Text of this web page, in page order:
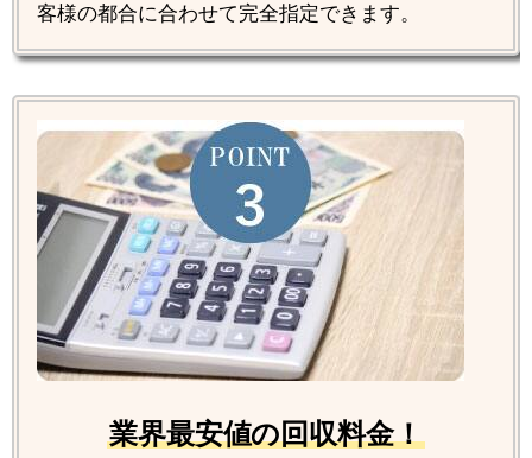
客様の都合に合わせて完全指定できます。
業界最安値の回収料金！